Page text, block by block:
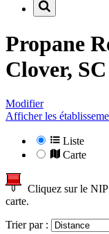
Propane
Clover, SC
Modifier
Afficher les
Liste
Carte
Cliquez sur le
carte.
Trier par :